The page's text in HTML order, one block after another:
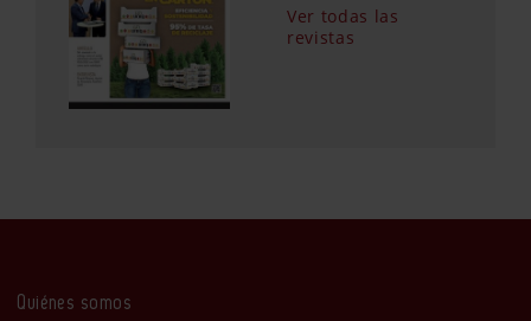
Ver todas las
revistas
Quiénes somos